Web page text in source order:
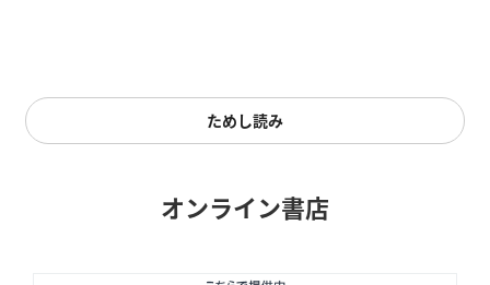
ためし読み
オンライン書店